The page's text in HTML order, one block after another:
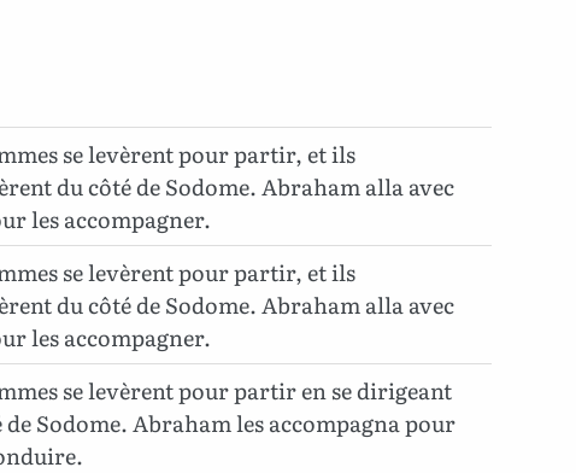
se levèrent pour partir, et ils
du côté de Sodome. Abraham alla avec
les accompagner.
se levèrent pour partir, et ils
du côté de Sodome. Abraham alla avec
les accompagner.
se levèrent pour partir en se dirigeant
de Sodome. Abraham les accompagna pour